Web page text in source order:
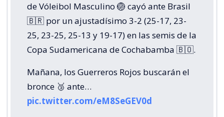
de Vóleibol Masculino 🏐 cayó ante Brasil
🇧🇷 por un ajustadísimo 3-2 (25-17, 23-
25, 23-25, 25-13 y 19-17) en las semis de la
Copa Sudamericana de Cochabamba 🇧🇴.
Mañana, los Guerreros Rojos buscarán el
bronce 🥉 ante…
pic.twitter.com/eM8SeGEV0d